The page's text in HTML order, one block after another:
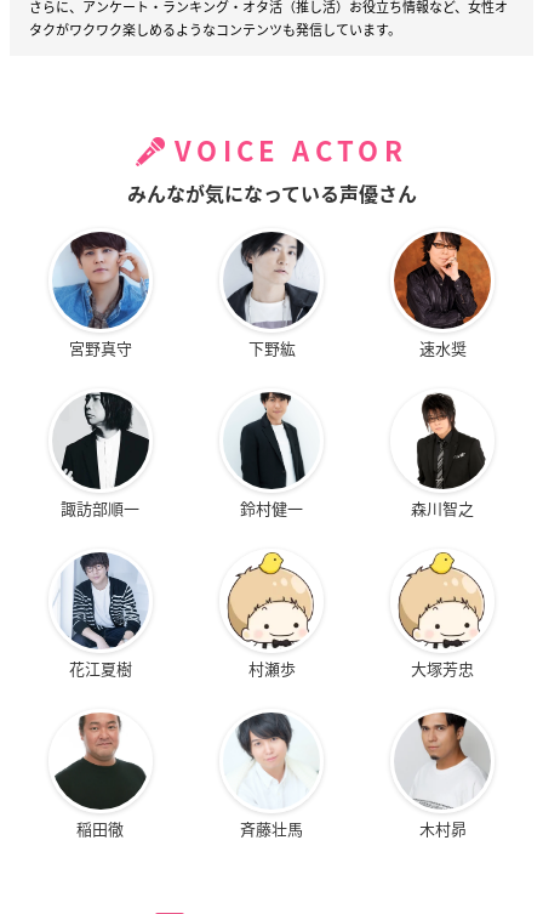
さらに、アンケート・ランキング・オタ活（推し活）お役立ち情報など、女性オ
タクがワクワク楽しめるようなコンテンツも発信しています。
VOICE ACTOR
みんなが気になっている声優さん
宮野真守 下野紘 速水奨
諏訪部順一 鈴村健一 森川智之
花江夏樹 村瀬歩 大塚芳忠
稲田徹 斉藤壮馬 木村昴